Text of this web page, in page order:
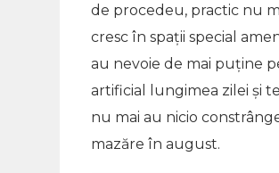
de procedeu, practic nu
cresc în spații special
au nevoie de mai puține
artificial lungimea zilei și
nu mai au nicio
mazăre în august.